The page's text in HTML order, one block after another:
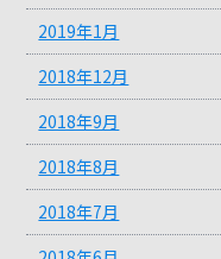
2019年1月
2018年12月
2018年9月
2018年8月
2018年7月